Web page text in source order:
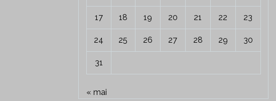
17 18 19 20 21 22 23
24 25 26 27 28 29 30
31
« mai